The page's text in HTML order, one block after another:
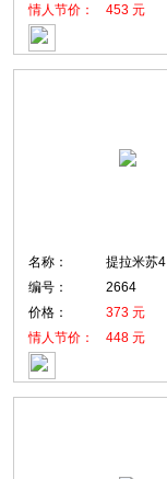
情人节价：
453 元
名称：
提拉米苏4
编号：
2664
价格：
373 元
情人节价：
448 元